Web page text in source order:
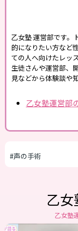
乙女塾 運営部です。
的になりたい方など
ての人へ向けたレッ
生徒さんや運営部、
見などから体験談や
乙女塾運営部
#声の手術
乙
乙女塾